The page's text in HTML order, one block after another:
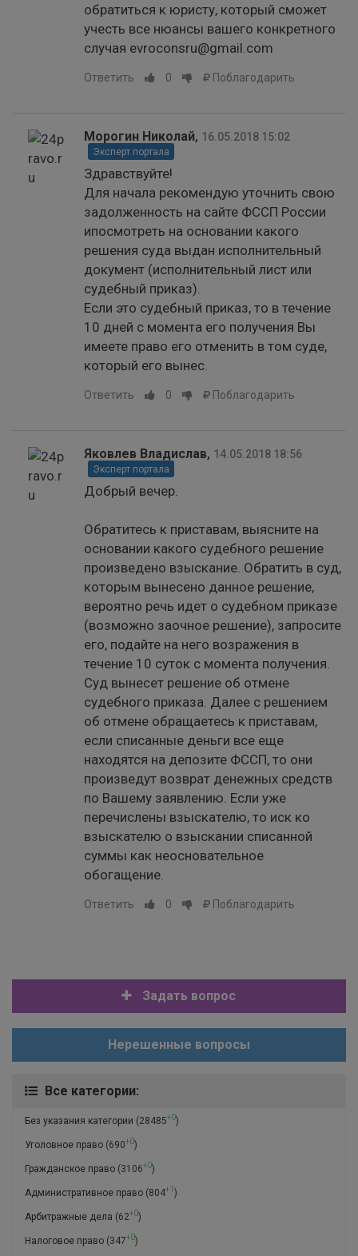
обратиться к юристу, который сможет
учесть все нюансы вашего конкретного
случая evroconsru@gmail.com
Ответить 0 Поблагодарить
Морогин Николай, 16.05.2018 15:02
Эксперт портала
Здравствуйте!
Для начала рекомендую уточнить свою
задолженность на сайте ФССП России
ипосмотреть на основании какого
решения суда выдан исполнительный
документ (исполнительный лист или
судебный приказ).
Если это судебный приказ, то в течение
10 дней с момента его получения Вы
имеете право его отменить в том суде,
который его вынес.
Ответить 0 Поблагодарить
Яковлев Владислав, 14.05.2018 18:56
Эксперт портала
Добрый вечер.
Обратитесь к приставам, выясните на
основании какого судебного решение
произведено взыскание. Обратить в суд,
которым вынесено данное решение,
вероятно речь идет о судебном приказе
(возможно заочное решение), запросите
его, подайте на него возражения в
течение 10 суток с момента получения.
Суд вынесет решение об отмене
судебного приказа. Далее с решением
об отмене обращаетесь к приставам,
если списанные деньги все еще
находятся на депозите ФССП, то они
произведут возврат денежных средств
по Вашему заявлению. Если уже
перечислены взыскателю, то иск ко
взыскателю о взыскании списанной
суммы как неосновательное
обогащение.
Ответить 0 Поблагодарить
Задать вопрос
Нерешенные вопросы
Все категории:
Без указания категории (28485+0)
Уголовное право (690+0)
Гражданское право (3106+0)
Административное право (804+1 )
Арбитражные дела (62+0)
Налоговое право (347+0)